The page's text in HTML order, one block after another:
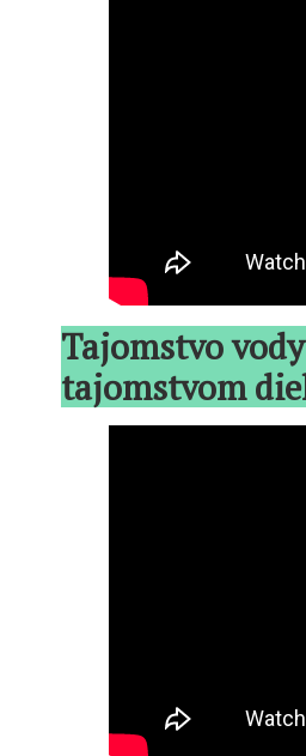
Tajomstvo
tajomstvom